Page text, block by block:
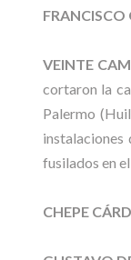
FRANCISCO
VEINTE
cortaron la
Palermo
fusilados en
CHEPE